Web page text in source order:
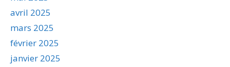
avril 2025
mars 2025
février 2025
janvier 2025